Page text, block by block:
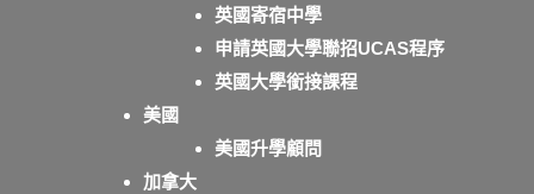
英國寄宿中學
申請英國大學聯招UCAS程序
英國大學銜接課程
美國
美國升學顧問
加拿大